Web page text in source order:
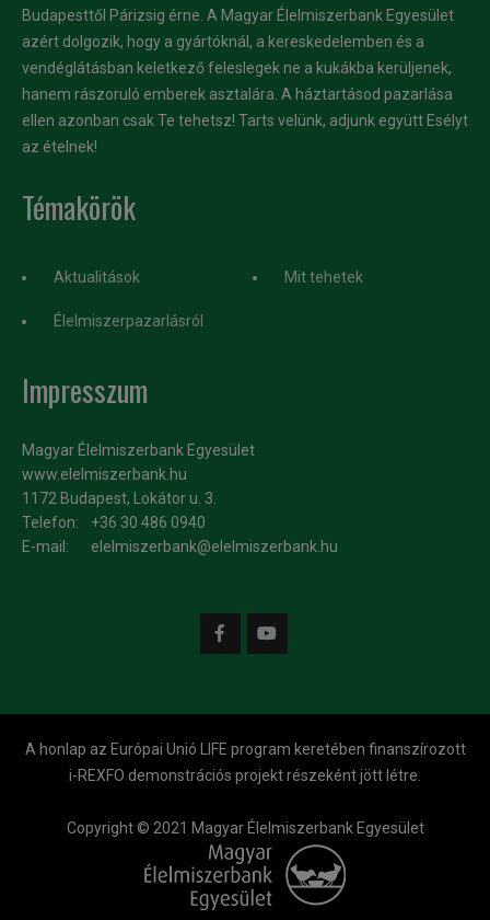
Budapesttől Párizsig érne. A Magyar Élelmiszerbank Egyesület
azért dolgozik, hogy a gyártóknál, a kereskedelemben és a
vendéglátásban keletkező feleslegek ne a kukákba kerüljenek,
hanem rászoruló emberek asztalára. A háztartásod pazarlása
ellen azonban csak Te tehetsz! Tarts velünk, adjunk együtt Esélyt
az ételnek!
Témakörök
Aktualitások
Élelmiszerpazarlásról
Mit tehetek
Impresszum
Magyar Élelmiszerbank Egyesület
www.elelmiszerbank.hu
1172 Budapest, Lokátor u. 3.
Telefon:
+36 30 486 0940
E-mail:
elelmiszerbank@elelmiszerbank.hu
A honlap az Európai Unió LIFE program keretében finanszírozott
i-REXFO demonstrációs projekt részeként jött létre.
Copyright © 2021 Magyar Élelmiszerbank Egyesület